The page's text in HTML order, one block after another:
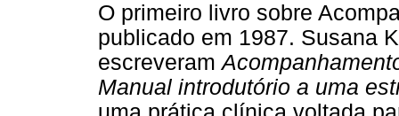
O primeiro livro sobre
publicado em 1987. Susana
escreveram
Manual introdutório a uma